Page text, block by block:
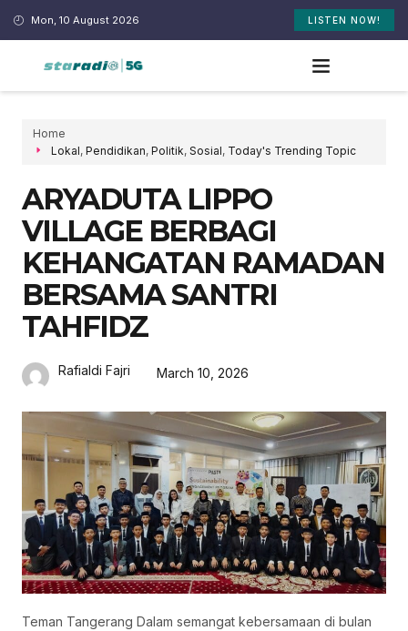
Mon, 10 August 2026 LISTEN NOW!
Home
Lokal, Pendidikan, Politik, Sosial, Today's Trending Topic
ARYADUTA LIPPO
VILLAGE BERBAGI
KEHANGATAN RAMADAN
BERSAMA SANTRI
TAHFIDZ
Rafialdi Fajri March 10, 2026
Teman Tangerang Dalam semangat kebersamaan di bulan